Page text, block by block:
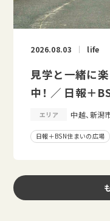
2026.08.03 life
見学と一緒に
中！ ／ 日報＋
エリア 中越、新潟
日報＋BSN住まいの広場